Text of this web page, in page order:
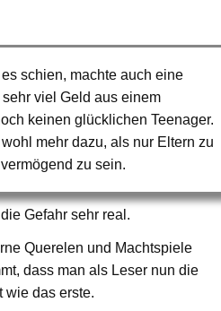
schien, machte auch eine
viel Geld aus einem
keinen glücklichen Teenager.
mehr dazu, als nur Eltern zu
zu sein.
Gefahr sehr real.
Querelen und Machtspiele
dass man als Leser nun die
wie das erste.